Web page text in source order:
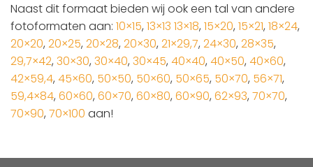
Naast dit formaat bieden wij ook een tal van andere
fotoformaten aan: 10×15, 13×13 13×18, 15×20, 15×21, 18×24,
20×20, 20×25, 20×28, 20×30, 21×29,7, 24×30, 28×35,
29,7×42, 30×30, 30×40, 30×45, 40×40, 40×50, 40×60,
42×59,4, 45×60, 50×50, 50×60, 50×65, 50×70, 56×71,
59,4×84, 60×60, 60×70, 60×80, 60×90, 62×93, 70×70,
70×90, 70×100 aan!